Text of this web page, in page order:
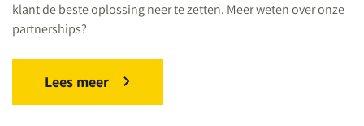
klant de beste oplossing neer te zetten. Meer weten over onze
partnerships?
Lees meer